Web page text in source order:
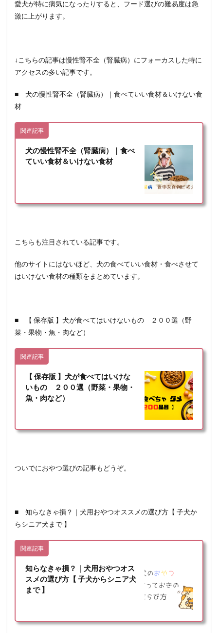
愛犬が特に病気になったりすると、フード選びの難易度は急
激に上がります。
↓こちらの記事は慢性腎不全（腎臓病）にフォーカスした特に
アクセスの多い記事です。
■ 犬の慢性腎不全（腎臓病）｜食べていい食材＆いけない食
材
関連記事
犬の慢性腎不全（腎臓病）｜食べ
ていい食材＆いけない食材
こちらも注目されている記事です。
他のサイトにはないほど、犬の食べていい食材・食べさせて
はいけない食材の種類をまとめています。
■ 【 保存版 】犬が食べてはいけないもの ２００選（野
菜・果物・魚・肉など）
関連記事
【 保存版 】犬が食べてはいけな
いもの ２００選（野菜・果物・
魚・肉など）
ついでにおやつ選びの記事もどうぞ。
■ 知らなきゃ損？｜犬用おやつオススメの選び方【 子犬か
らシニア犬まで 】
関連記事
知らなきゃ損？｜犬用おやつオス
スメの選び方【 子犬からシニア犬
まで 】